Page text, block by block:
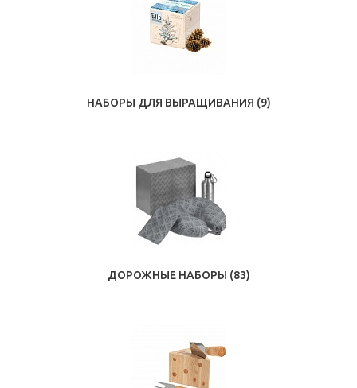
НАБОРЫ ДЛЯ ВЫРАЩИВАНИЯ (9)
ДОРОЖНЫЕ НАБОРЫ (83)